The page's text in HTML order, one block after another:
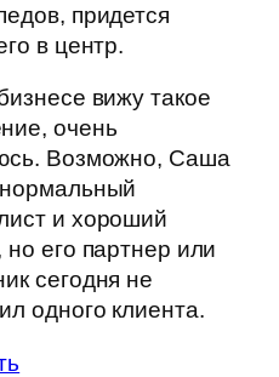
придется
в центр.
вижу такое
очень
Возможно, Саша
и хороший
но его партнер или
сегодня не
одного клиента.